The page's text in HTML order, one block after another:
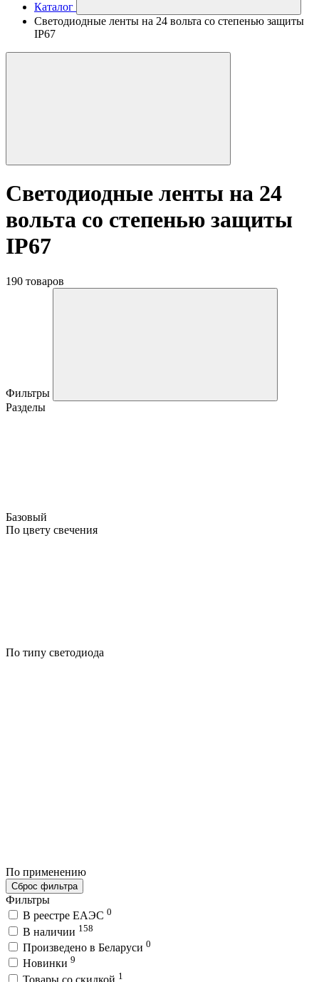
Каталог
Светодиодные ленты на 24 вольта со степенью защиты
IP67
Светодиодные ленты на 24
вольта со степенью защиты
IP67
190 товаров
Фильтры
Разделы
Базовый
По цвету свечения
По типу светодиода
По применению
Сброс фильтра
Фильтры
В реестре ЕАЭС 0
В наличии 158
Произведено в Беларуси 0
Новинки 9
Товары со скидкой 1